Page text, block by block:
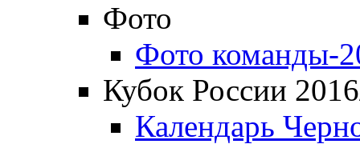
Фото
Фото команды-
Кубок России
Календарь